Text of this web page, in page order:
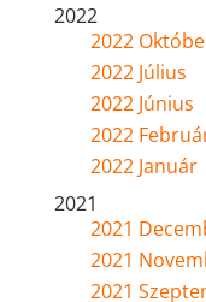
2022
2022
2022 Július
2022 Június
2022
2022 Január
2021
2021
2021
2021